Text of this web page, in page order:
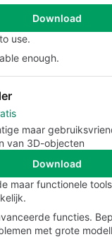
Download
use.
enough.
maar
van 3D-objecten
Download
maar functionele
functies.
met grote